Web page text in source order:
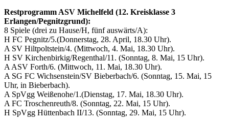
Restprogramm ASV Michelfeld (12. Kreisklasse 3
Erlangen/Pegnitzgrund):
8 Spiele (drei zu Hause/H, fünf auswärts/A):
H FC Pegnitz/5.(Donnerstag, 28. April, 18.30 Uhr).
A SV Hiltpoltstein/4. (Mittwoch, 4. Mai, 18.30 Uhr).
H SV Kirchenbirkig/Regenthal/11. (Sonntag, 8. Mai, 15 Uhr).
A ASV Forth/6. (Mittwoch, 11. Mai, 18.30 Uhr).
A SG FC Wichsenstein/SV Bieberbach/6. (Sonntag, 15. Mai, 15
Uhr, in Bieberbach).
A SpVgg Weißenohe/1.(Dienstag, 17. Mai, 18.30 Uhr).
A FC Troschenreuth/8. (Sonntag, 22. Mai, 15 Uhr).
H SpVgg Hüttenbach II/13. (Sonntag, 29. Mai, 15 Uhr).